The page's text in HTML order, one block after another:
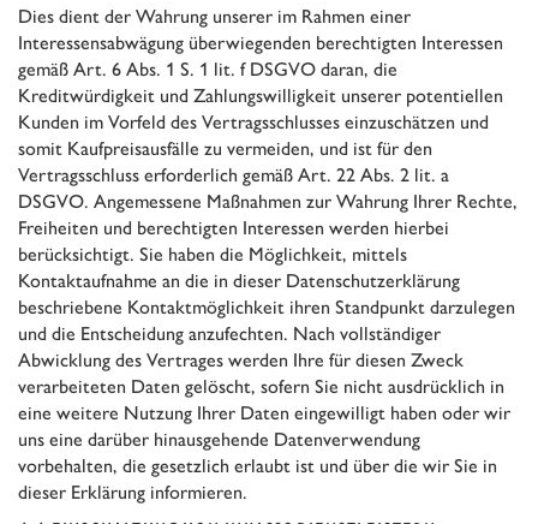
Dies dient der Wahrung unserer im Rahmen einer
Interessensabwägung überwiegenden berechtigten Interessen
gemäß Art. 6 Abs. 1 S. 1 lit. f DSGVO daran, die
Kreditwürdigkeit und Zahlungswilligkeit unserer potentiellen
Kunden im Vorfeld des Vertragsschlusses einzuschätzen und
somit Kaufpreisausfälle zu vermeiden, und ist für den
Vertragsschluss erforderlich gemäß Art. 22 Abs. 2 lit. a
DSGVO. Angemessene Maßnahmen zur Wahrung Ihrer Rechte,
Freiheiten und berechtigten Interessen werden hierbei
berücksichtigt. Sie haben die Möglichkeit, mittels
Kontaktaufnahme an die in dieser Datenschutzerklärung
beschriebene Kontaktmöglichkeit ihren Standpunkt darzulegen
und die Entscheidung anzufechten. Nach vollständiger
Abwicklung des Vertrages werden Ihre für diesen Zweck
verarbeiteten Daten gelöscht, sofern Sie nicht ausdrücklich in
eine weitere Nutzung Ihrer Daten eingewilligt haben oder wir
uns eine darüber hinausgehende Datenverwendung
vorbehalten, die gesetzlich erlaubt ist und über die wir Sie in
dieser Erklärung informieren.